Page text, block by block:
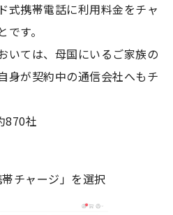
式携帯電話に利用料金をチャ
す。
いては、母国にいるご家族の
身が契約中の通信会社へもチ
870社
チャージ」を選択